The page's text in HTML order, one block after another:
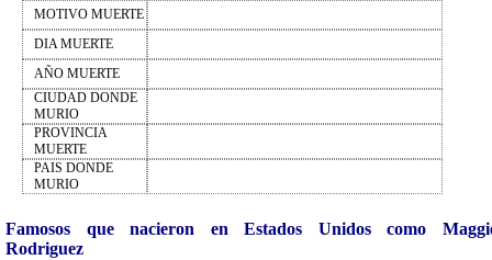
MOTIVO MUERTE
DIA MUERTE
AÑO MUERTE
CIUDAD DONDE
MURIO
PROVINCIA
MUERTE
PAIS DONDE
MURIO
Famosos que nacieron en Estados Unidos como
Rodriguez